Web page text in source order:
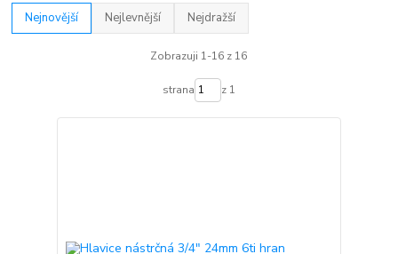
Nejnovější Nejlevnější Nejdražší
Zobrazuji 1-16 z 16
strana z 1